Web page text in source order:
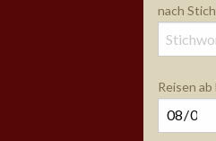
nach
Reisen